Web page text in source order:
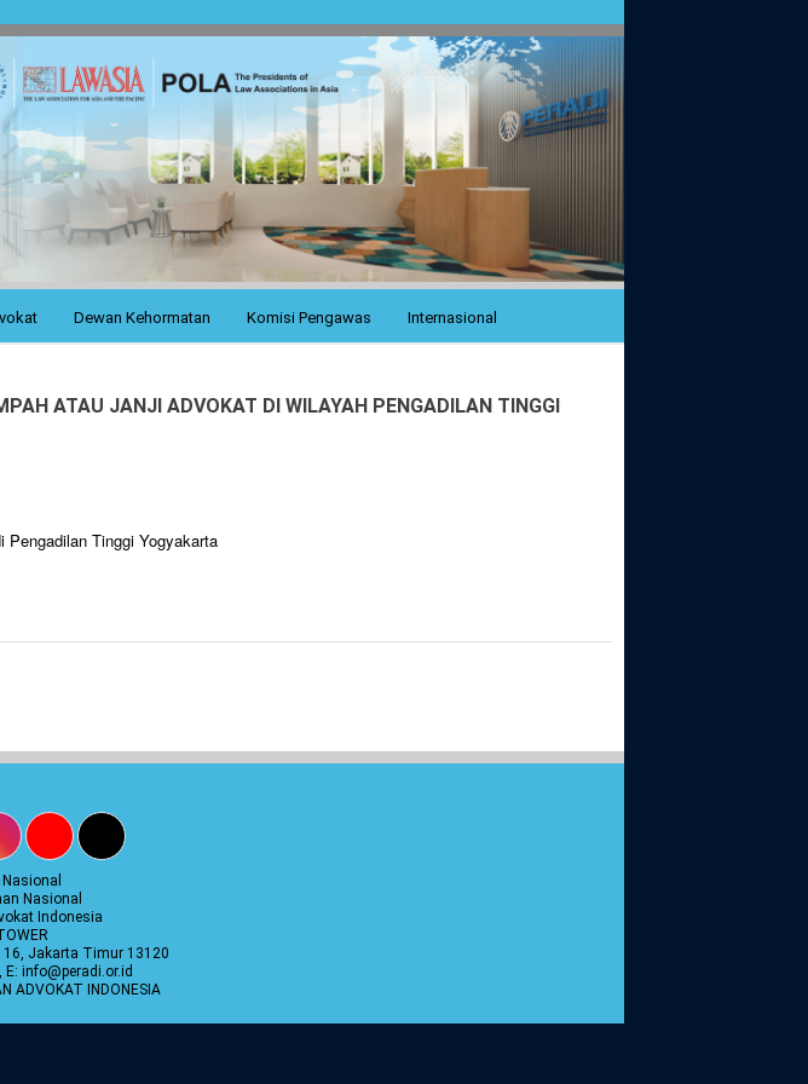
Dewan Kehormatan Komisi Pengawas Internasional
ATAU JANJI ADVOKAT DI WILAYAH PENGADILAN TINGGI
Tinggi Yogyakarta
Nasional
Indonesia
Jakarta Timur 13120
info@peradi.or.id
ADVOKAT INDONESIA